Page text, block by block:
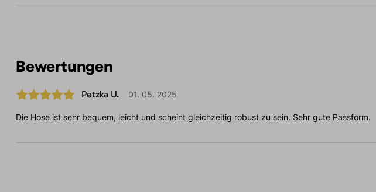
Bewertungen
Petzka U. 01. 05. 2025
Die Hose ist sehr bequem, leicht und scheint gleichzeitig robust zu sein. Sehr gute Passform.